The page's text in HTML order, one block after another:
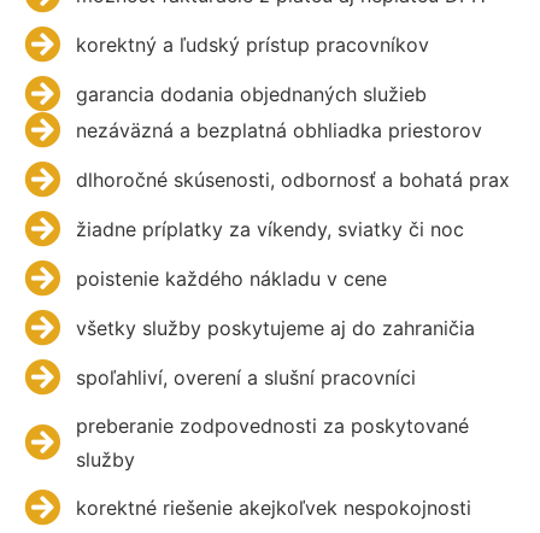
korektný a ľudský prístup pracovníkov
garancia dodania objednaných služieb
nezáväzná a bezplatná obhliadka priestorov
dlhoročné skúsenosti, odbornosť a bohatá prax
žiadne príplatky za víkendy, sviatky či noc
poistenie každého nákladu v cene
všetky služby poskytujeme aj do zahraničia
spoľahliví, overení a slušní pracovníci
preberanie zodpovednosti za poskytované
služby
korektné riešenie akejkoľvek nespokojnosti